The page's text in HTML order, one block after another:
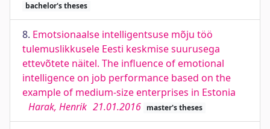
bachelor's theses
8. Emotsionaalse intelligentsuse mõju töö
tulemuslikkusele Eesti keskmise suurusega
ettevõtete näitel. The influence of emotional
intelligence on job performance based on the
example of medium-size enterprises in Estonia
Harak, Henrik 21.01.2016 master's theses